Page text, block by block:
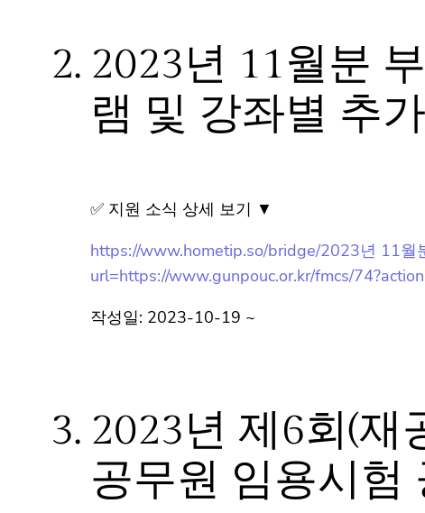
2. 2023년 11월분
램 및 강좌별 추
✅ 지원 소식 상세 보기 ▼
https://www.hometip.so/bridge/2023년 11월
url=https://www.gunpouc.or.kr/fmcs/
작성일: 2023-10-19 ~
3. 2023년 제6회(재
공무원 임용시험